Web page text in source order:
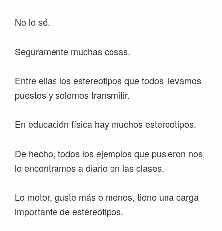
No lo sé.
Seguramente muchas cosas.
Entre ellas los estereotipos que todos llevamos
puestos y solemos transmitir.
En educación física hay muchos estereotipos.
De hecho, todos los ejemplos que pusieron nos
lo encontramos a diario en las clases.
Lo motor, guste más o menos, tiene una carga
importante de estereotipos.